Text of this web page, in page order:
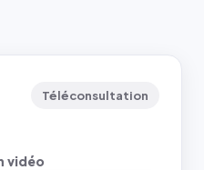
Téléconsultation
vidéo